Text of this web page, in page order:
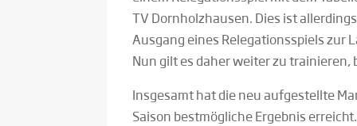
TV Dornholzhausen. Dies ist
Ausgang eines Relegationsspiels zur
Nun gilt es daher weiter zu
Insgesamt hat die neu aufgestellte
Saison bestmögliche Ergebnis